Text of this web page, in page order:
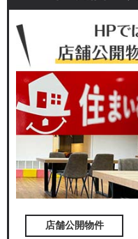
店舗公開物件